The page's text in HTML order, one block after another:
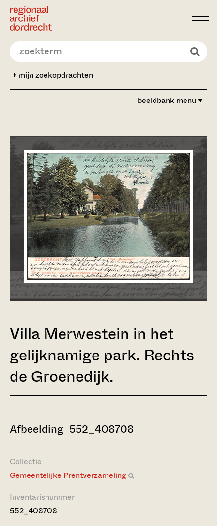
Ga direct naar de inhoud
mijn zoekopdrachten
beeldbank menu
Villa Merwestein in het
gelijknamige park. Rechts
de Groenedijk.
Afbeelding 552_408708
Collectie
Gemeentelijke Prentverzameling
Inventarisnummer
552_408708